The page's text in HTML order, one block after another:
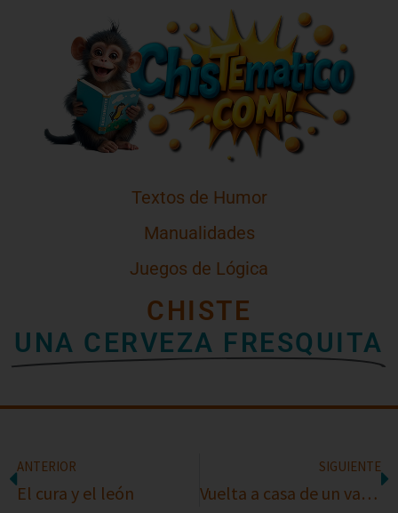
Textos de Humor
Manualidades
Juegos de Lógica
CHISTE
UNA CERVEZA FRESQUITA
ANTERIOR
El cura y el león
SIGUIENTE
Vuelta a casa de un vasco